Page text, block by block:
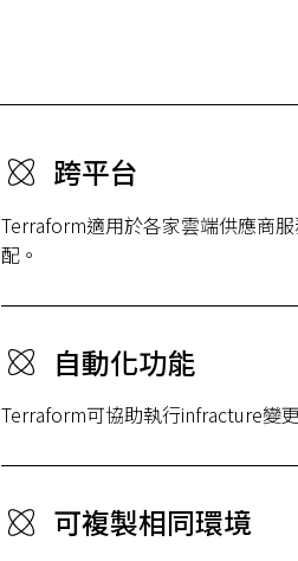
跨平台
Terraform適用於各家雲端供應商
配。
自動化功能
Terraform可協助執行infracture變
可複製相同環境